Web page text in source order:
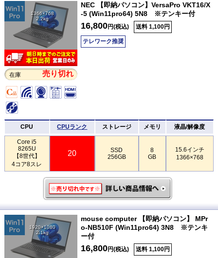
1366×768
2.2kg
在庫 売り切れ
NEC 【即納パソコン】VersaPro VKT16/X
-5 (Win11pro64) 5N8 ※テンキー付
16,800円(税込) 送料 1,100円
テレワーク推奨
CPU CPUランク ストレージ メモリ 液晶/解像度
Core i5
8265U
【8世代】
4コア8スレ
20
SSD
256GB
8
GB
15.6インチ
1366×768
1920×1080
2.1kg
mouse computer 【即納パソコン】 MPr
o-NB510F (Win11pro64) 3N8 ※テンキ
ー付
16,800円(税込) 送料 1,100円